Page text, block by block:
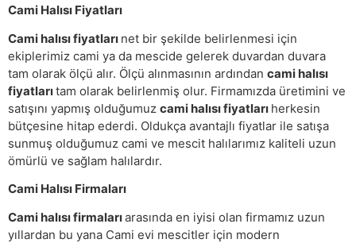
Cami Halısı Fiyatları
Cami halısı fiyatları net bir şekilde belirlenmesi için
ekiplerimiz cami ya da mescide gelerek duvardan duvara
tam olarak ölçü alır. Ölçü alınmasının ardından cami halısı
fiyatlarıtam olarak belirlenmiş olur. Firmamızda üretimini ve
satışını yapmış olduğumuz cami halısı fiyatları herkesin
bütçesine hitap ederdi. Oldukça avantajlı fiyatlar ile satışa
sunmuş olduğumuz cami ve mescit halılarımız kaliteli uzun
ömürlü ve sağlam halılardır.
Cami Halısı Firmaları
Cami halısı firmalarıarasında en iyisi olan firmamız uzun
yıllardan bu yana Cami evi mescitler için modern